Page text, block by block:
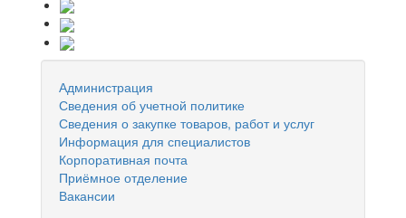
Администрация
Сведения об учетной политике
Сведения о закупке товаров, работ и услуг
Информация для специалистов
Корпоративная почта
Приёмное отделение
Вакансии